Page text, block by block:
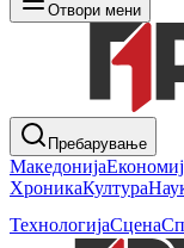
Отвори мени
Пребарување
Македонија
ХроникаКултура
ТехнологијаСцена